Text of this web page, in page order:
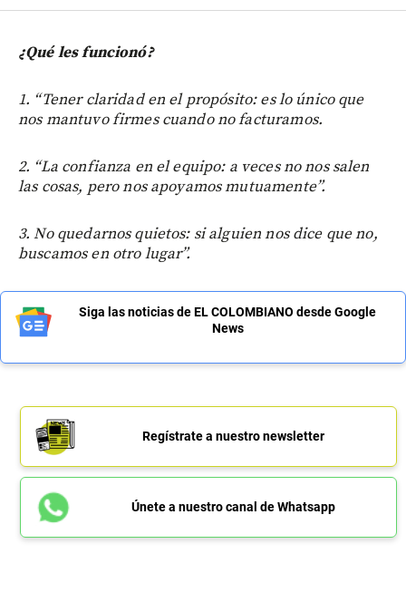
¿Qué les funcionó?
1. “Tener claridad en el propósito: es lo único que
nos mantuvo firmes cuando no facturamos.
2. “La confianza en el equipo: a veces no nos salen
las cosas, pero nos apoyamos mutuamente”.
3. No quedarnos quietos: si alguien nos dice que no,
buscamos en otro lugar”.
Siga las noticias de EL COLOMBIANO desde Google
News
Regístrate a nuestro newsletter
Únete a nuestro canal de Whatsapp